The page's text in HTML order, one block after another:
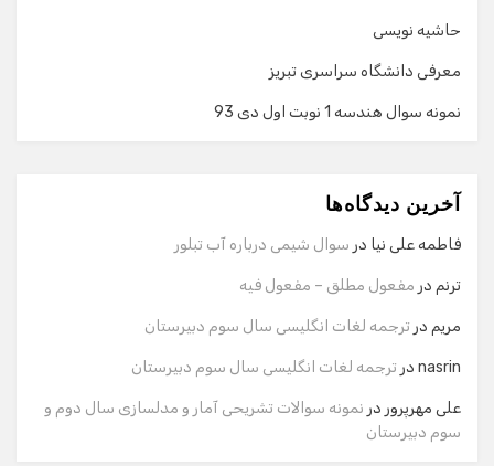
حاشیه نویسی
معرفی دانشگاه سراسری تبریز
نمونه سوال هندسه 1 نوبت اول دی 93
آخرین دیدگاه‌ها
فاطمه علی نیا در سوال شیمی درباره آب تبلور
ترنم در مفعول مطلق – مفعول فیه
مریم در ترجمه لغات انگلیسی سال سوم دبیرستان
nasrin در ترجمه لغات انگلیسی سال سوم دبیرستان
علی مهرپرور در نمونه سوالات تشریحی آمار و مدلسازی سال دوم و
سوم دبیرستان
گفت‌وگو با دستیار هوشمند
سلام! برای شروع گفت‌وگو لطفاً شماره تماس یا ایمیل خود را
وارد کنید.
ایمیل